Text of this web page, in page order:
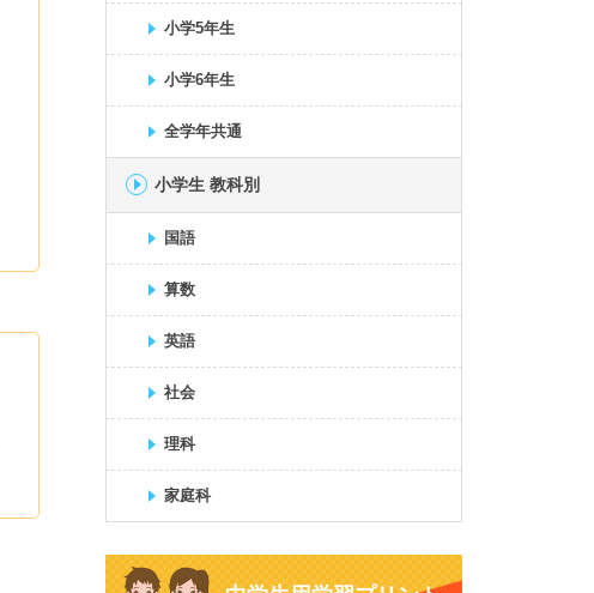
小学5年生
小学6年生
全学年共通
小学生 教科別
国語
算数
英語
社会
理科
家庭科